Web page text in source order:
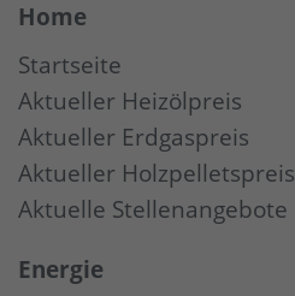
Home
Startseite
Aktueller Heizölpreis
Aktueller Erdgaspreis
Aktueller Holzpelletspreis
Aktuelle Stellenangebote
Energie